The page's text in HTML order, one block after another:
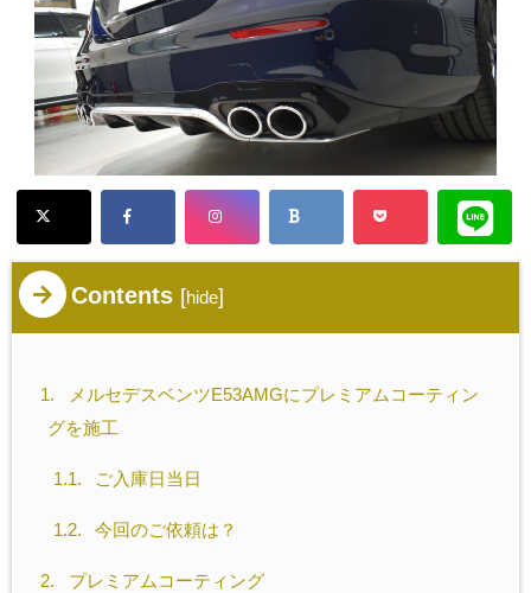
Contents [hide]
1.
メルセデスベンツE53AMGにプレミアムコーティン
グを施工
1.1. ご入庫日当日
1.2. 今回のご依頼は？
2. プレミアムコーティング